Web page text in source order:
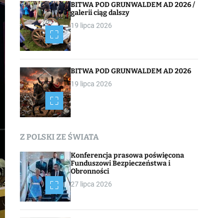
BITWA POD GRUNWALDEM AD 2026 /
galerii ciąg dalszy
19 lipca 2026
BITWA POD GRUNWALDEM AD 2026
19 lipca 2026
Z POLSKI ZE ŚWIATA
Konferencja prasowa poświęcona
Funduszowi Bezpieczeństwa i
Obronności
27 lipca 2026